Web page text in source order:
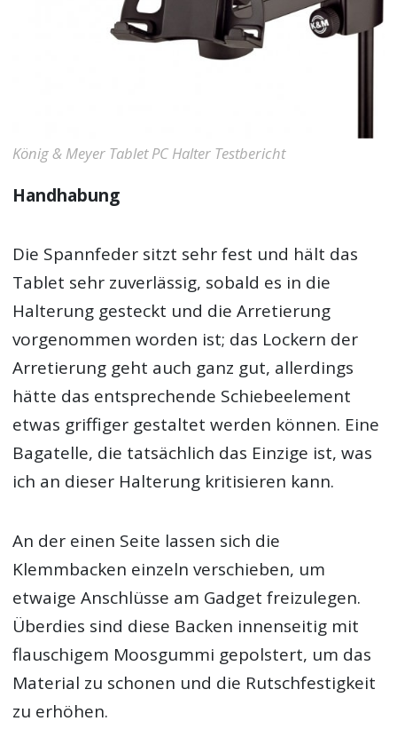
König & Meyer Tablet PC Halter Testbericht
Handhabung
Die Spannfeder sitzt sehr fest und hält das
Tablet sehr zuverlässig, sobald es in die
Halterung gesteckt und die Arretierung
vorgenommen worden ist; das Lockern der
Arretierung geht auch ganz gut, allerdings
hätte das entsprechende Schiebeelement
etwas griffiger gestaltet werden können. Eine
Bagatelle, die tatsächlich das Einzige ist, was
ich an dieser Halterung kritisieren kann.
An der einen Seite lassen sich die
Klemmbacken einzeln verschieben, um
etwaige Anschlüsse am Gadget freizulegen.
Überdies sind diese Backen innenseitig mit
flauschigem Moosgummi gepolstert, um das
Material zu schonen und die Rutschfestigkeit
zu erhöhen.